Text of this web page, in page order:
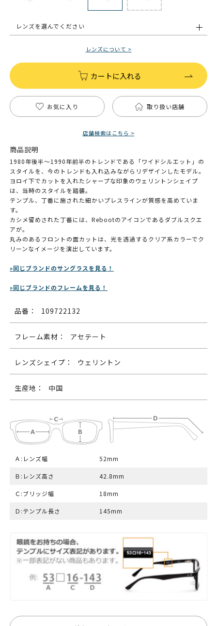
レンズを選んでください
レンズについて >
カートに入れる
お気に入り 取り扱い店舗
店舗検索はこちら >
商品説明
1980年後半～1990年前半のトレンドである「ワイドシルエット」の
スタイルを、今のトレンドも入れ込みながらリデザインしたモデル。
ヨロイ下でカットを入れたシャープな印象のウェリントンシェイプ
は、当時のスタイルを踏襲。
テンプル、丁番に施された細かいプレスラインが質感を高めていま
す。
カシメ留めされた丁番には、Rebootのアイコンであるダブルスクエ
アが。
丸みのあるフロントの面カットは、光を透過するクリア系カラーでク
リーンなイメージを演出しています。
»同じブランドのサングラスを見る！
»同じブランドのフレームを見る！
品番： 109722132
フレーム素材： アセテート
レンズシェイプ： ウェリントン
生産地： 中国
Ａ:レンズ幅 52mm
Ｂ:レンズ高さ 42.8mm
Ｃ:ブリッジ幅 18mm
Ｄ:テンプル長さ 145mm